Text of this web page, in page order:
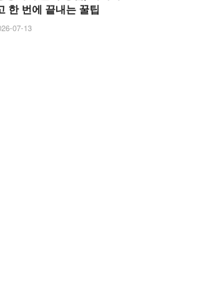
한 번에 끝내는 꿀팁
07-13